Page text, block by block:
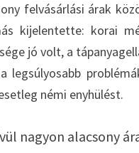
felvásárlási árak
kijelentette: korai
jó volt, a
legsúlyosabb
némi enyhülést.
nagyon alacsony